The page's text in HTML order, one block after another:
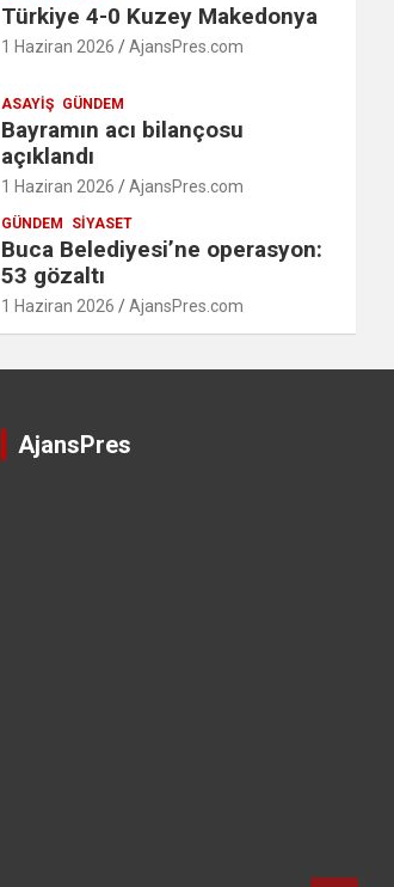
Türkiye 4-0 Kuzey Makedonya
1 Haziran 2026 AjansPres.com
ASAYIŞ GÜNDEM
Bayramın acı bilançosu
açıklandı
1 Haziran 2026 AjansPres.com
GÜNDEM SIYASET
Buca Belediyesi’ne operasyon:
53 gözaltı
1 Haziran 2026 AjansPres.com
AjansPres